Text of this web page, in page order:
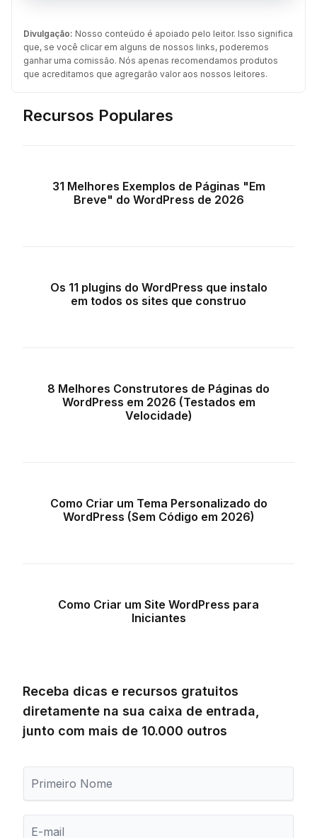
Divulgação: Nosso conteúdo é apoiado pelo leitor. Isso significa
que, se você clicar em alguns de nossos links, poderemos
ganhar uma comissão. Nós apenas recomendamos produtos
que acreditamos que agregarão valor aos nossos leitores.
Recursos Populares
31 Melhores Exemplos de Páginas "Em
Breve" do WordPress de 2026
Os 11 plugins do WordPress que instalo
em todos os sites que construo
8 Melhores Construtores de Páginas do
WordPress em 2026 (Testados em
Velocidade)
Como Criar um Tema Personalizado do
WordPress (Sem Código em 2026)
Como Criar um Site WordPress para
Iniciantes
Receba dicas e recursos gratuitos
diretamente na sua caixa de entrada,
junto com mais de 10.000 outros
i
m